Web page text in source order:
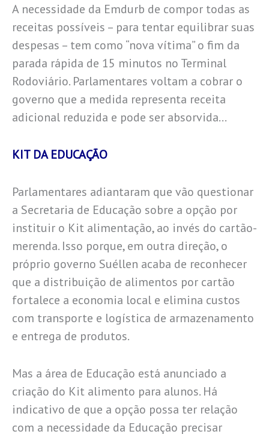
A necessidade da Emdurb de compor todas as
receitas possíveis – para tentar equilibrar suas
despesas – tem como “nova vítima” o fim da
parada rápida de 15 minutos no Terminal
Rodoviário. Parlamentares voltam a cobrar o
governo que a medida representa receita
adicional reduzida e pode ser absorvida…
KIT DA EDUCAÇÃO
Parlamentares adiantaram que vão questionar
a Secretaria de Educação sobre a opção por
instituir o Kit alimentação, ao invés do cartão-
merenda. Isso porque, em outra direção, o
próprio governo Suéllen acaba de reconhecer
que a distribuição de alimentos por cartão
fortalece a economia local e elimina custos
com transporte e logística de armazenamento
e entrega de produtos.
Mas a área de Educação está anunciado a
criação do Kit alimento para alunos. Há
indicativo de que a opção possa ter relação
com a necessidade da Educação precisar